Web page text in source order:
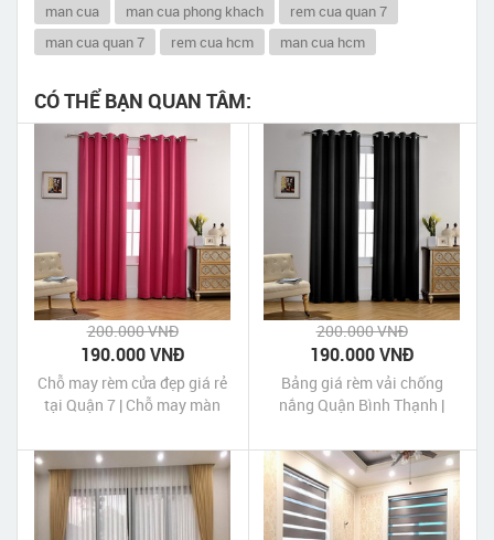
man cua
man cua phong khach
rem cua quan 7
man cua quan 7
rem cua hcm man cua hcm
CÓ THỂ BẠN QUAN TÂM:
200.000 VNĐ
190.000 VNĐ
Chỗ may rèm cửa đẹp giá rẻ
tại Quận 7 | Chỗ may màn
HCM
200.000 VNĐ
190.000 VNĐ
Bảng giá rèm vải chống
nắng Quận Bình Thạnh |
nắng Quận Bình Thạnh